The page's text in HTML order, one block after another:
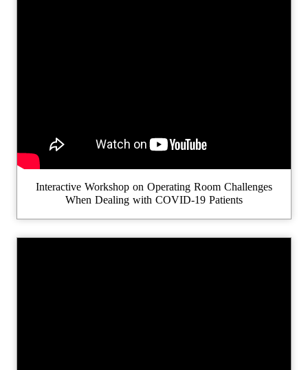
Interactive Workshop on Operating Room Challenges
When Dealing with COVID-19 Patients